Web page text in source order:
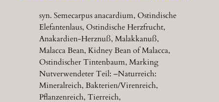
syn. Semecarpus anacardium, Ostindische
Elefantenlaus, Ostindische Herzfrucht,
Anakardien-Herznuß, Malakkanuß,
Malacca Bean, Kidney Bean of Malacca,
Ostindischer Tintenbaum, Marking
Nutverwendeter Teil: –Naturreich:
Mineralreich, Bakterien/Virenreich,
Pflanzenreich, Tierreich,